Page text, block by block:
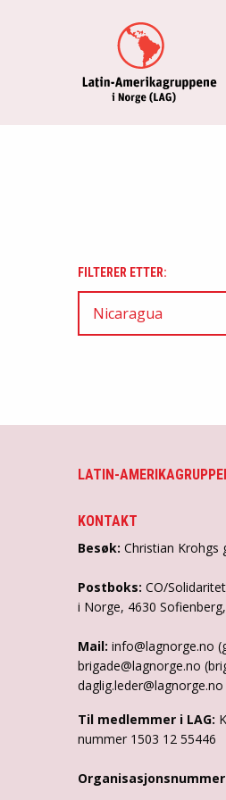
FILTERER ETTER:
Nicaragua
LATIN-
KONTAKT
Besøk: Christian Krohgs
Postboks: CO/
i Norge, 4630
Mail: info@lagnorge.no
brigade@lagnorge.no
daglig.leder@lagnorge.no
Til medlemmer i LAG:
nummer 1503 12 55446